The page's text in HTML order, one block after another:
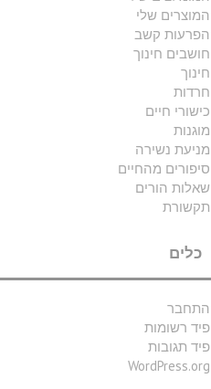
המוצרים שלי
הפרעות קשב
חושבים חינוך
חינוך
חרדות
כישורי חיים
מוגנות
מניעת נשירה
סיפורים מהחיים
שאלות הורים
תקשורת
כלים
התחבר
פיד רשומות
פיד תגובות
WordPress.org